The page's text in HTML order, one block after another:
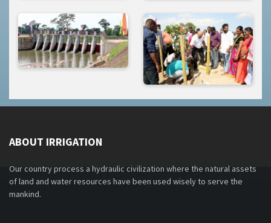
ABOUT IRRIGATION
Our country process a hydraulic civilization where the natural assets
of land and water resources have been used wisely to serve the
mankind.